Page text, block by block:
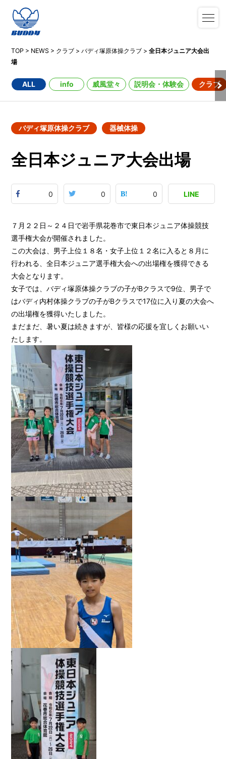
TOP > NEWS > クラブ >バディ塚原体操クラブ >全日本ジュニア大会出
場
ALL info 威風堂々 説明会・体験会 クラブ
バディ塚原体操クラブ 器械体操
全日本ジュニア大会出場
0 0 0 LINE
７月２２日～２４日で岩手県花巻市で東日本ジュニア体操競技
選手権大会が開催されました。
この大会は、男子上位１８名・女子上位１２名に入ると８月に
行われる、全日本ジュニア選手権大会への出場権を獲得できる
大会となります。
女子では、バディ塚原体操クラブの子がBクラスで9位、男子で
はバディ内村体操クラブの子がBクラスで17位に入り夏の大会へ
の出場権を獲得いたしました。
まだまだ、暑い夏は続きますが、皆様の応援を宜しくお願いい
たします。